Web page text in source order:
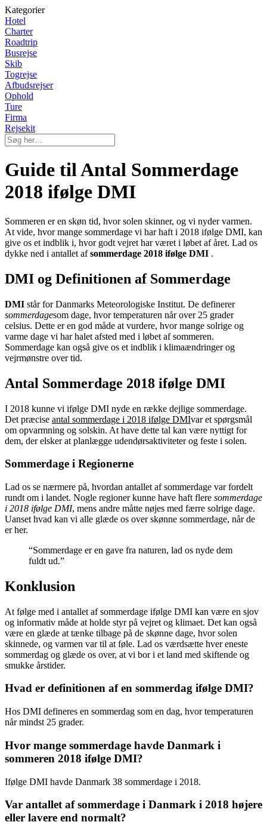
Kategorier
Hotel
Charter
Roadtrip
Busrejse
Skib
Togrejse
Afbudsrejser
Ophold
Ture
Firma
Rejsekit
Guide til Antal Sommerdage
2018 ifølge DMI
Sommeren er en skøn tid, hvor solen skinner, og vi nyder varmen.
At vide, hvor mange sommerdage vi har haft i 2018 ifølge DMI, kan
give os et indblik i, hvor godt vejret har været i løbet af året. Lad os
dykke ned i antallet afsommerdage 2018 ifølge DMI .
DMI og Definitionen af Sommerdage
DMI står for Danmarks Meteorologiske Institut. De definerer
sommerdagesom dage, hvor temperaturen når over 25 grader
celsius. Dette er en god måde at vurdere, hvor mange solrige og
varme dage vi har halet afsted med i løbet af sommeren.
Sommerdage kan også give os et indblik i klimaændringer og
vejrmønstre over tid.
Antal Sommerdage 2018 ifølge DMI
I 2018 kunne vi ifølge DMI nyde en række dejlige sommerdage.
Det præcise antal sommerdage i 2018 ifølge DMIvar et spørgsmål
om opvarmning og solskin. At have dette tal kan være nyttigt for
dem, der elsker at planlægge udendørsaktiviteter og feste i solen.
Sommerdage i Regionerne
Lad os se nærmere på, hvordan antallet af sommerdage var fordelt
rundt om i landet. Nogle regioner kunne have haft flere sommerdage
i 2018 ifølge DMI, mens andre måtte nøjes med færre solrige dage.
Uanset hvad kan vi alle glæde os over skønne sommerdage, når de
er her.
“Sommerdage er en gave fra naturen, lad os nyde dem
fuldt ud.”
Konklusion
At følge med i antallet af sommerdage ifølge DMI kan være en sjov
og informativ måde at holde styr på vejret og klimaet. Det kan også
være en glæde at tænke tilbage på de skønne dage, hvor solen
skinnede, og varmen var til at føle. Lad os værdsætte hver eneste
sommerdag og glæde os over, at vi bor i et land med skiftende og
smukke årstider.
Hvad er definitionen af ​​en sommerdag ifølge DMI?
Hos DMI defineres en sommerdag som en dag, hvor temperaturen
når mindst 25 grader.
Hvor mange sommerdage havde Danmark i
sommeren 2018 ifølge DMI?
Ifølge DMI havde Danmark 38 sommerdage i 2018.
Var antallet af sommerdage i Danmark i 2018 højere
eller lavere end normalt?